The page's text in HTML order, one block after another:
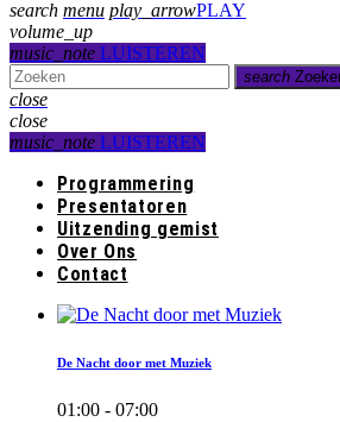
search menu play_arrowPLAY
volume_up
music_note LUISTEREN
search
close
close
music_note LUISTEREN
Programmering
Presentatoren
Uitzending gemist
Over Ons
Contact
De Nacht door met Muziek
01:00 - 07:00